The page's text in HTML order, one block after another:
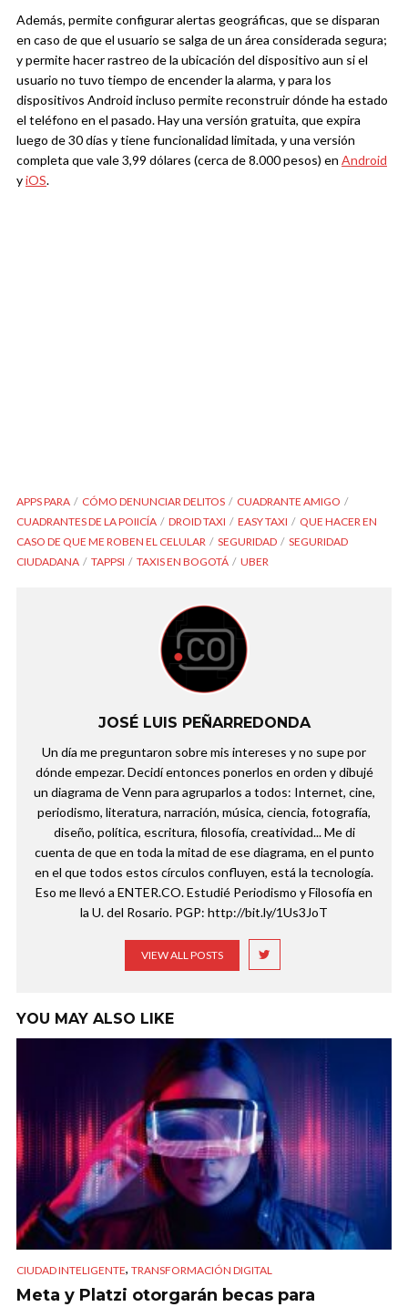
Además, permite configurar alertas geográficas, que se disparan
en caso de que el usuario se salga de un área considerada segura;
y permite hacer rastreo de la ubicación del dispositivo aun si el
usuario no tuvo tiempo de encender la alarma, y para los
dispositivos Android incluso permite reconstruir dónde ha estado
el teléfono en el pasado. Hay una versión gratuita, que expira
luego de 30 días y tiene funcionalidad limitada, y una versión
completa que vale 3,99 dólares (cerca de 8.000 pesos) en Android
yiOS.
APPS PARA CÓMO DENUNCIAR DELITOS
CUADRANTE AMIGO
CUADRANTES DE LA POIICÍA
DROID TAXI EASY TAXI
QUE HACER EN
CASO DE QUE ME ROBEN EL CELULAR
SEGURIDAD
SEGURIDAD
CIUDADANA
TAPPSI TAXIS EN BOGOTÁ UBER
JOSÉ LUIS PEÑARREDONDA
Un día me preguntaron sobre mis intereses y no supe por
dónde empezar. Decidí entonces ponerlos en orden y dibujé
un diagrama de Venn para agruparlos a todos: Internet, cine,
periodismo, literatura, narración, música, ciencia, fotografía,
diseño, política, escritura, filosofía, creatividad... Me di
cuenta de que en toda la mitad de ese diagrama, en el punto
en el que todos estos círculos confluyen, está la tecnología.
Eso me llevó a ENTER.CO. Estudié Periodismo y Filosofía en
la U. del Rosario. PGP: http://bit.ly/1Us3JoT
VIEW ALL POSTS
YOU MAY ALSO LIKE
CIUDAD INTELIGENTE, TRANSFORMACIÓN DIGITAL
Meta y Platzi otorgarán becas para